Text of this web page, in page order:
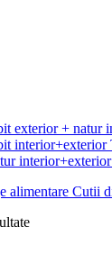
exterior + natur
alimentare Cutii